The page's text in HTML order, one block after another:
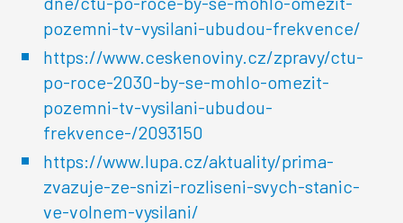
pozemni-tv-vysilani-ubudou-frekvence/
https://www.ceskenoviny.cz/zpravy/ctu-
po-roce-2030-by-se-mohlo-omezit-
pozemni-tv-vysilani-ubudou-
frekvence-/2093150
https://www.lupa.cz/aktuality/prima-
zvazuje-ze-snizi-rozliseni-svych-stanic-
ve-volnem-vysilani/